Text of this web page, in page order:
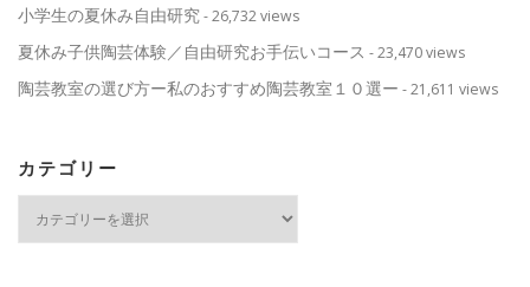
小学生の夏休み自由研究- 26,732 views
夏休み子供陶芸体験／自由研究お手伝いコース - 23,470 views
陶芸教室の選び方ー私のおすすめ陶芸教室１０選ー - 21,611 views
カテゴリー